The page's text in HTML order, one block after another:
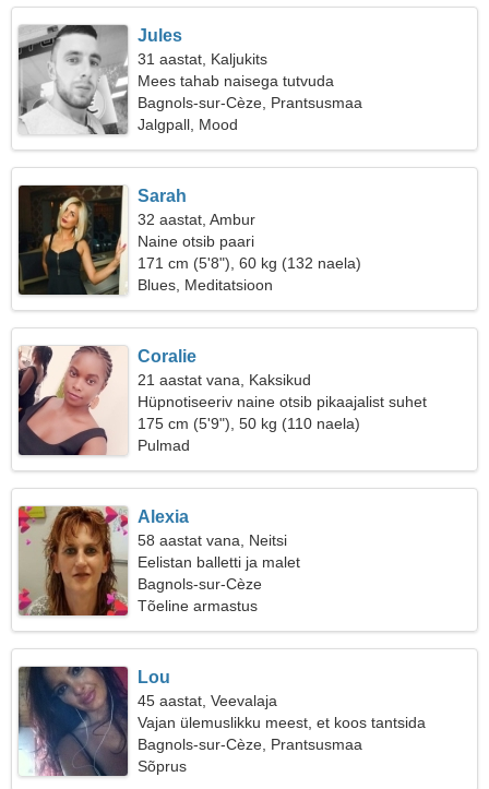
Jules
31 aastat, Kaljukits
Mees tahab naisega tutvuda
Bagnols-sur-Cèze, Prantsusmaa
Jalgpall, Mood
Sarah
32 aastat, Ambur
Naine otsib paari
171 cm (5'8"), 60 kg (132 naela)
Blues, Meditatsioon
Coralie
21 aastat vana, Kaksikud
Hüpnotiseeriv naine otsib pikaajalist suhet
175 cm (5'9"), 50 kg (110 naela)
Pulmad
Alexia
58 aastat vana, Neitsi
Eelistan balletti ja malet
Bagnols-sur-Cèze
Tõeline armastus
Lou
45 aastat, Veevalaja
Vajan ülemuslikku meest, et koos tantsida
Bagnols-sur-Cèze, Prantsusmaa
Sõprus